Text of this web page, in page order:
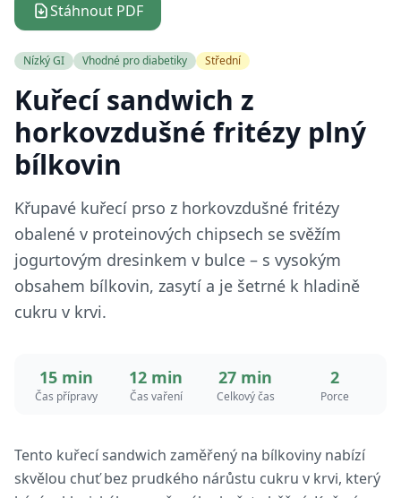
Stáhnout PDF
Nízký GI Vhodné pro diabetiky Střední
Kuřecí sandwich z
horkovzdušné fritézy plný
bílkovin
Křupavé kuřecí prso z horkovzdušné fritézy
obalené v proteinových chipsech se svěžím
jogurtovým dresinkem v bulce – s vysokým
obsahem bílkovin, zasytí a je šetrné k hladině
cukru v krvi.
15 min
Čas přípravy
12 min
Čas vaření
27 min
Celkový čas
2
Porce
Tento kuřecí sandwich zaměřený na bílkoviny nabízí
skvělou chuť bez prudkého nárůstu cukru v krvi, který